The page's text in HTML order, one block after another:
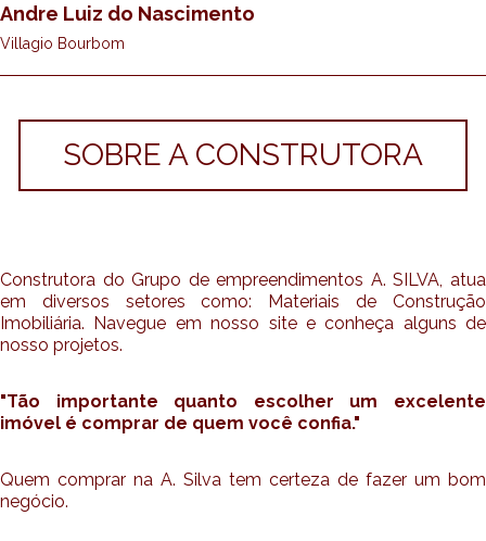
Andre Luiz do Nascimento
Villagio Bourbom
SOBRE A CONSTRUTORA
Construtora do Grupo de empreendimentos A. SILVA, atua
em diversos setores como: Materiais de Construção
Imobiliária. Navegue em nosso site e conheça alguns de
nosso projetos.
"Tão importante quanto escolher um excelente
imóvel é comprar de quem você confia."
Quem comprar na A. Silva tem certeza de fazer um bom
negócio.